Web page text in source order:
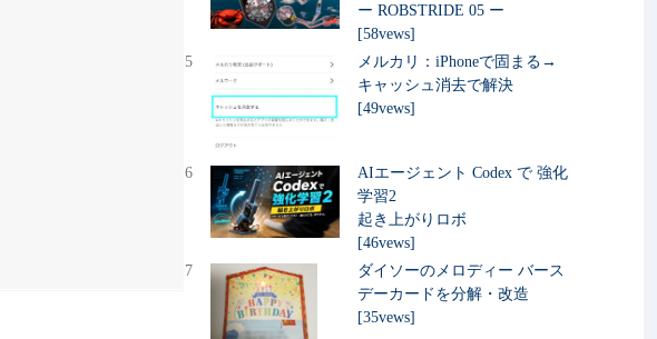
ー ROBSTRIDE 05 ー
[58vews]
5
メルカリ：iPhoneで固まる→
キャッシュ消去で解決
[49vews]
6
AIエージェント Codex で 強化
学習2
起き上がりロボ
[46vews]
7
ダイソーのメロディー バース
デーカードを分解・改造
[35vews]